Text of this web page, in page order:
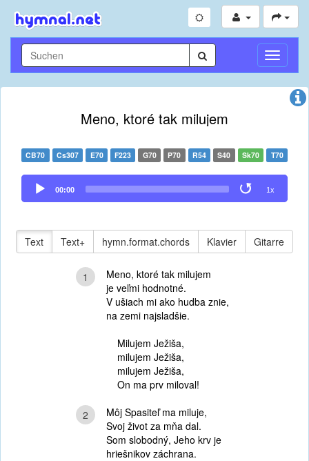
Meno, ktoré tak milujem
CB70 Cs307 E70 F223 G70 P70 R54 S40 Sk70 T70
Audio
Player
00:00 1x
Text Text+ hymn.format.chords Klavier Gitarre
1
Meno, ktoré tak milujem
je veľmi hodnotné.
V ušiach mi ako hudba znie,
na zemi najsladšie.
Milujem Ježiša,
milujem Ježiša,
milujem Ježiša,
On ma prv miloval!
2
Môj Spasiteľ ma miluje,
Svoj život za mňa dal.
Som slobodný, Jeho krv je
hriešnikov záchrana.